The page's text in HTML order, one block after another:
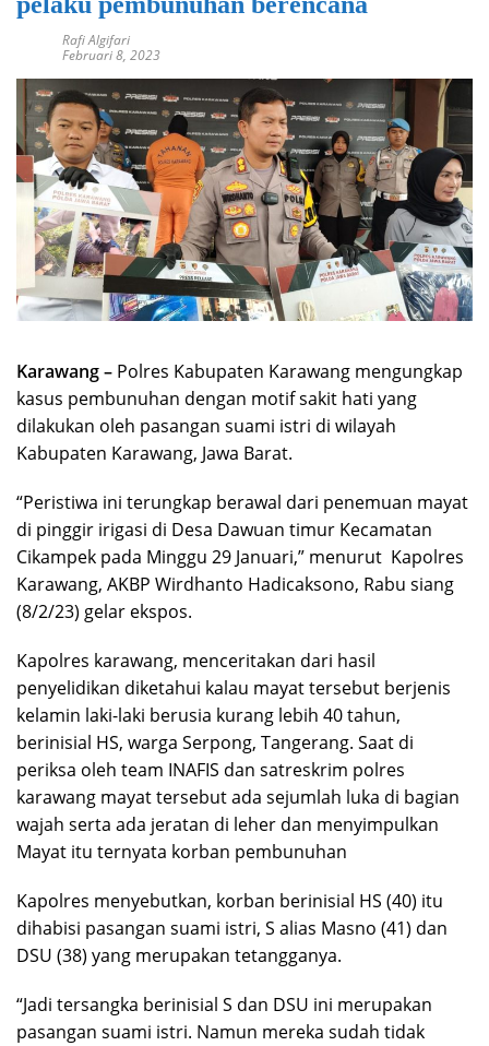
Rafi Algifari
Februari 8, 2023
Karawang – Polres Kabupaten Karawang mengungkap
kasus pembunuhan dengan motif sakit hati yang
dilakukan oleh pasangan suami istri di wilayah
Kabupaten Karawang, Jawa Barat.
“Peristiwa ini terungkap berawal dari penemuan mayat
di pinggir irigasi di Desa Dawuan timur Kecamatan
Cikampek pada Minggu 29 Januari,” menurut Kapolres
Karawang, AKBP Wirdhanto Hadicaksono, Rabu siang
(8/2/23) gelar ekspos.
Kapolres karawang, menceritakan dari hasil
penyelidikan diketahui kalau mayat tersebut berjenis
kelamin laki-laki berusia kurang lebih 40 tahun,
berinisial HS, warga Serpong, Tangerang. Saat di
periksa oleh team INAFIS dan satreskrim polres
karawang mayat tersebut ada sejumlah luka di bagian
wajah serta ada jeratan di leher dan menyimpulkan
Mayat itu ternyata korban pembunuhan
Kapolres menyebutkan, korban berinisial HS (40) itu
dihabisi pasangan suami istri, S alias Masno (41) dan
DSU (38) yang merupakan tetangganya.
“Jadi tersangka berinisial S dan DSU ini merupakan
pasangan suami istri. Namun mereka sudah tidak